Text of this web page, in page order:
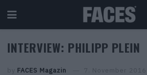
INTERVIEW: PHILIPP PLEIN
by FACES Magazin 7. November 2016